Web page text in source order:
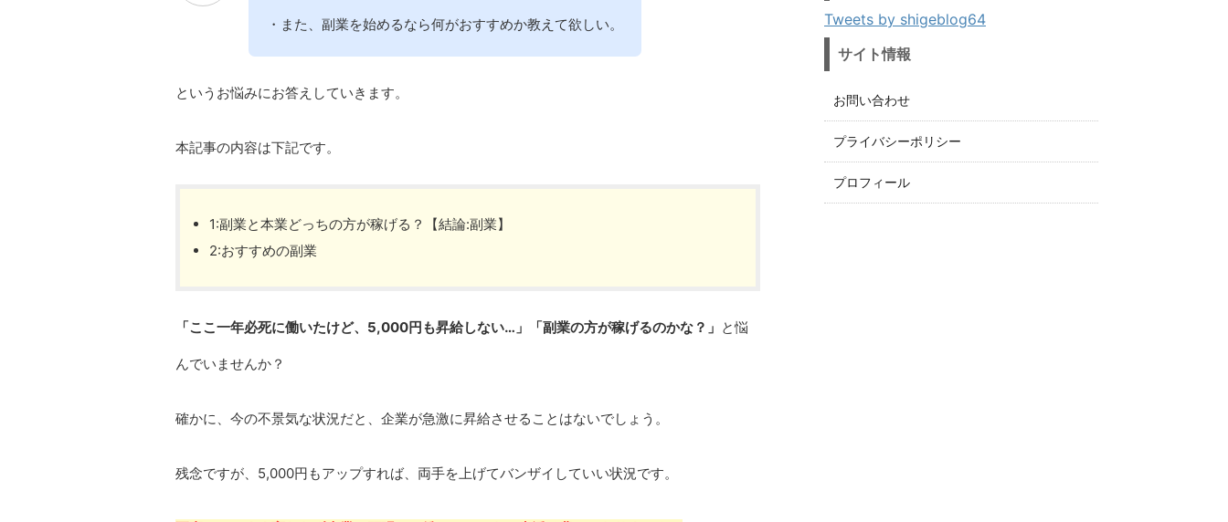
・また、副業を始めるなら何がおすすめか教えて欲しい。
というお悩みにお答えしていきます。
本記事の内容は下記です。
1:副業と本業どっちの方が稼げる？【結論:副業】
2:おすすめの副業
「ここ一年必死に働いたけど、5,000円も昇給しない…」「副業の方が稼げるのかな？」 と悩
んでいませんか？
確かに、今の不景気な状況だと、企業が急激に昇給させることはないでしょう。
残念ですが、5,000円もアップすれば、両手を上げてバンザイしていい状況です。
Tweets by shigeblog64
サイト情報
お問い合わせ
プライバシーポリシー
プロフィール